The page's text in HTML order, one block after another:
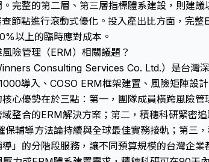
完整的第二層、第三層指標體系建設，則建議
節點進行滾動式優化。投入產出比方面，完整
以上的臨時應對成本。
險管理（ERM）相關議題？
Consulting Services Co. Ltd.）是台灣
導入、COSO ERM框架建置、風險矩陣設
心優勢在於三點：第一，團隊成員橫跨風險
整合的ERM解決方案；第二，積穗科研緊密
保輔導方法論持續與全球最佳實務接軌；第三
」的分階段服務，讓不同預算規模的台灣企業